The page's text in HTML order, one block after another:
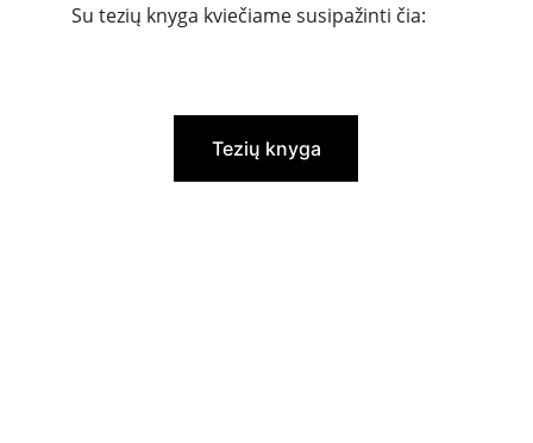
Su tezių knyga kviečiame susipažinti čia:
Tezių knyga